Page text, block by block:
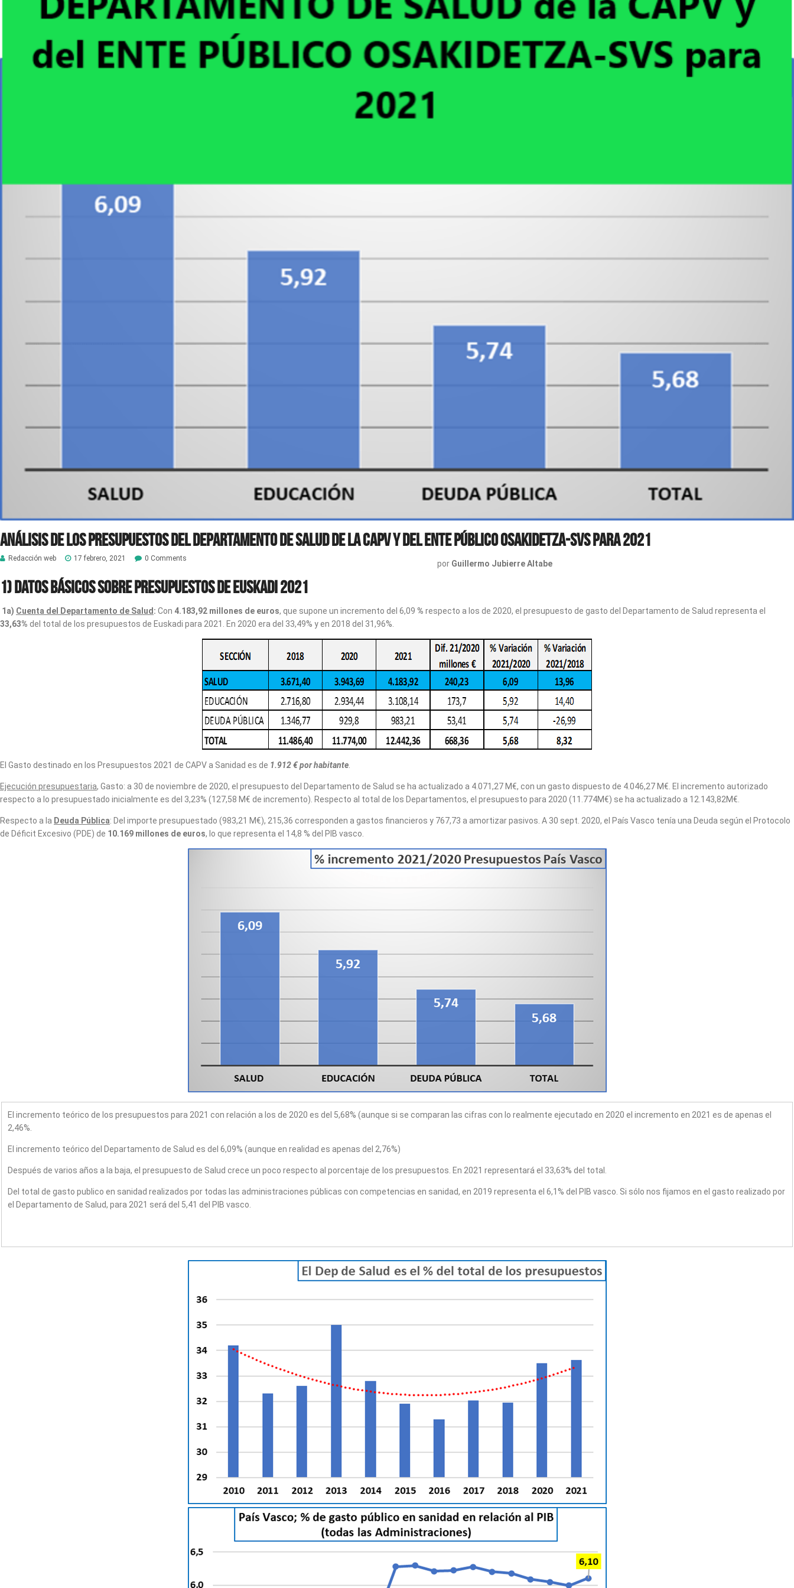
ANÁLISIS de los PRESUPUESTOS del DEPARTAMENTO DE SALUD de la CAPV y del ENTE PÚBLICO OSAKIDETZA-SVS para 2021
Redacción web 17 febrero, 2021 0 Comments
por Guillermo Jubierre Altabe
1) Datos básicos sobre presupuestos de Euskadi 2021
1a) Cuenta del Departamento de Salud : Con 4.183,92 millones de euros, que supone un incremento del 6,09 % respecto a los de 2020, el presupuesto de gasto del Departamento de Salud representa el
33,63% del total de los presupuestos de Euskadi para 2021. En 2020 era del 33,49% y en 2018 del 31,96%.
El Gasto destinado en los Presupuestos 2021 de CAPV a Sanidad es de 1.912 € por habitante
Ejecución presupuestaria, Gasto: a 30 de noviembre de 2020, el presupuesto del Departamento de Salud se ha actualizado a 4.071,27 M€, con un gasto dispuesto de 4.046,27 M€. El incremento autorizado
respecto a lo presupuestado inicialmente es del 3,23% (127,58 M€ de incremento). Respecto al total de los Departamentos, el presupuesto para 2020 (11.774M€) se ha actualizado a 12.143,82M€.
Respecto a la Deuda Pública: Del importe presupuestado (983,21 M€), 215,36 corresponden a gastos financieros y 767,73 a amortizar pasivos. A 30 sept. 2020, el País Vasco tenía una Deuda según el Protocolo
de Déficit Excesivo (PDE) de 10.169 millones de euros, lo que representa el 14,8 % del PIB vasco.
El incremento teórico de los presupuestos para 2021 con relación a los de 2020 es del 5,68% (aunque si se comparan las cifras con lo realmente ejecutado en 2020 el incremento en 2021 es de apenas el
2,46%.
El incremento teórico del Departamento de Salud es del 6,09% (aunque en realidad es apenas del 2,76%)
Después de varios años a la baja, el presupuesto de Salud crece un poco respecto al porcentaje de los presupuestos. En 2021 representará el 33,63% del total.
Del total de gasto publico en sanidad realizados por todas las administraciones públicas con competencias en sanidad, en 2019 representa el 6,1% del PIB vasco. Si sólo nos fijamos en el gasto realizado por
el Departamento de Salud, para 2021 será del 5,41 del PIB vasco.